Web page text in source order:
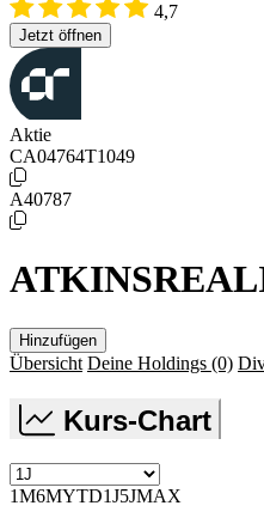
4,7
Jetzt öffnen
Aktie
CA04764T1049
A40787
Hinzufügen
Übersicht Deine Holdings (0)
Kurs-Chart
1M6MYTD1J5JMAX